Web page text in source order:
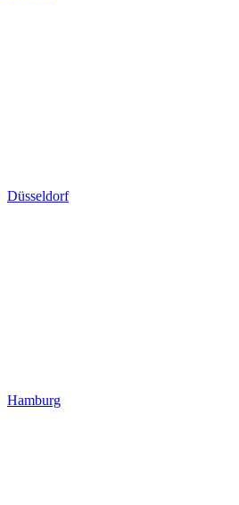
Düsseldorf
Hamburg